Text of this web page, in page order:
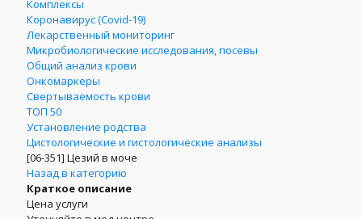
Комплексы
Коронавирус (Covid-19)
Лекарственный мониторинг
Микробиологические исследования, посевы
Общий анализ крови
Онкомаркеры
Свертываемость крови
ТОП 50
Установление родства
Цистологические и гистологические анализы
[06-351] Цезий в моче
Назад в категорию
Краткое описание
Цена услуги